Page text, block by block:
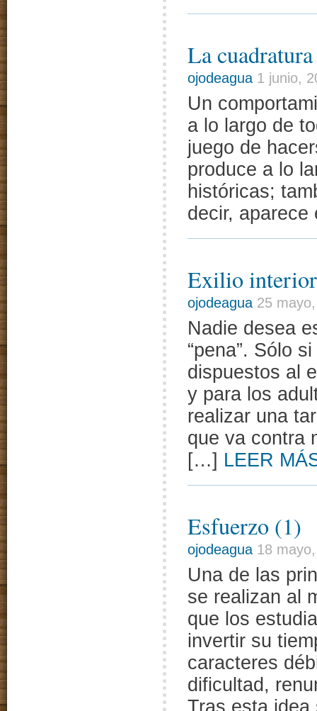
La
ojodeagua 1 junio,
Un
a lo largo de
juego de
produce a lo
históricas;
decir,
Exilio
ojodeagua 25
Nadie desea
“pena”. Sólo
dispuestos al
y para los
realizar una
que va contra
[…] LEER
Esfuerzo (1)
ojodeagua 18
Una de las
se realizan al
que los
invertir su
caracteres
dificultad,
Tras esta